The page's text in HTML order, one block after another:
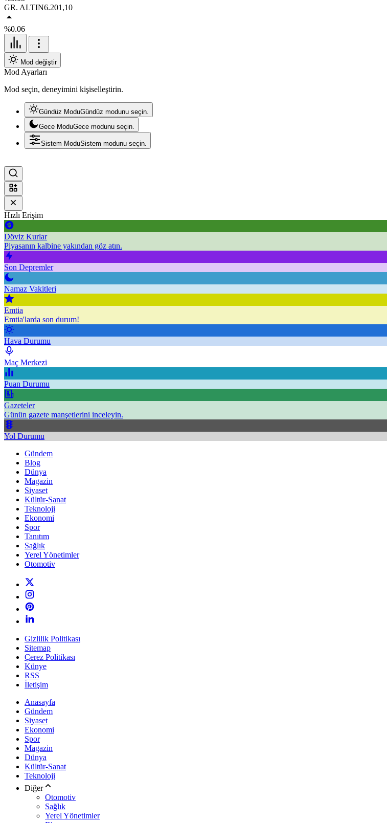
GR. ALTIN6.201,10
%0.06
Mod değiştir
Mod Ayarları
Mod seçin, deneyimini kişiselleştirin.
Gündüz ModuGündüz modunu seçin.
Gece ModuGece modunu seçin.
Sistem ModuSistem modunu seçin.
Hızlı Erişim
Döviz Kurlar
Piyasanın kalbine yakından göz atın.
Son Depremler
Namaz Vakitleri
Emtia
Emtia'larda son durum!
Hava Durumu
Maç Merkezi
Puan Durumu
Gazeteler
Günün gazete manşetlerini inceleyin.
Yol Durumu
Gündem
Blog
Dünya
Magazin
Siyaset
Kültür-Sanat
Teknoloji
Ekonomi
Spor
Tanıtım
Sağlık
Yerel Yönetimler
Otomotiv
Gizlilik Politikası
Sitemap
Çerez Politikası
Künye
RSS
İletişim
Anasayfa
Gündem
Siyaset
Ekonomi
Spor
Magazin
Dünya
Kültür-Sanat
Teknoloji
Diğer
Otomotiv
Sağlık
Yerel Yönetimler